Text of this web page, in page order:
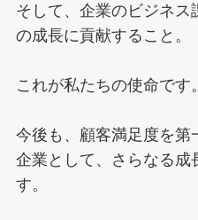
そして、企業のビジネ
の成長に貢献すること。
これが私たちの使命です。
今後も、顧客満足度を第
企業として、さらなる成
す。